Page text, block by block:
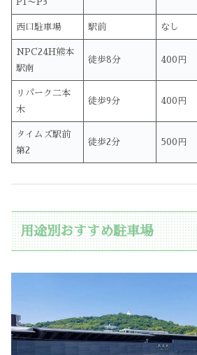
P1〜P3
西口駐車場 駅前 なし
NPC24H熊本
駅南
徒歩8分 400円
リパーク二本
木
徒歩9分 400円
タイムズ駅前
第2
徒歩2分 500円
用途別おすすめ駐車場